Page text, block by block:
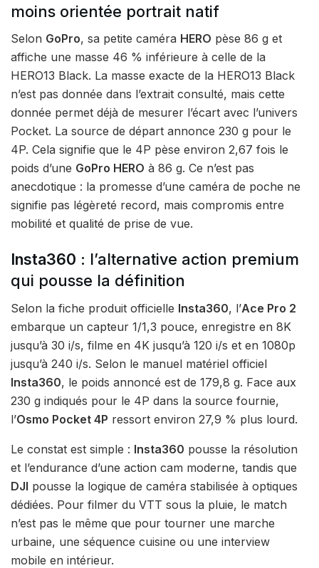
moins orientée portrait natif
Selon GoPro, sa petite caméra HERO pèse 86 g et
affiche une masse 46 % inférieure à celle de la
HERO13 Black. La masse exacte de la HERO13 Black
n’est pas donnée dans l’extrait consulté, mais cette
donnée permet déjà de mesurer l’écart avec l’univers
Pocket. La source de départ annonce 230 g pour le
4P. Cela signifie que le 4P pèse environ 2,67 fois le
poids d’une GoPro HERO à 86 g. Ce n’est pas
anecdotique : la promesse d’une caméra de poche ne
signifie pas légèreté record, mais compromis entre
mobilité et qualité de prise de vue.
Insta360 : l’alternative action premium
qui pousse la définition
Selon la fiche produit officielle Insta360, l’Ace Pro 2
embarque un capteur 1/1,3 pouce, enregistre en 8K
jusqu’à 30 i/s, filme en 4K jusqu’à 120 i/s et en 1080p
jusqu’à 240 i/s. Selon le manuel matériel officiel
Insta360, le poids annoncé est de 179,8 g. Face aux
230 g indiqués pour le 4P dans la source fournie,
l’Osmo Pocket 4P ressort environ 27,9 % plus lourd.
Le constat est simple : Insta360 pousse la résolution
et l’endurance d’une action cam moderne, tandis que
DJI pousse la logique de caméra stabilisée à optiques
dédiées. Pour filmer du VTT sous la pluie, le match
n’est pas le même que pour tourner une marche
urbaine, une séquence cuisine ou une interview
mobile en intérieur.